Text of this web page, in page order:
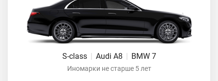
S-class | Audi A8 | BMW 7
Иномарки не старше 5 лет